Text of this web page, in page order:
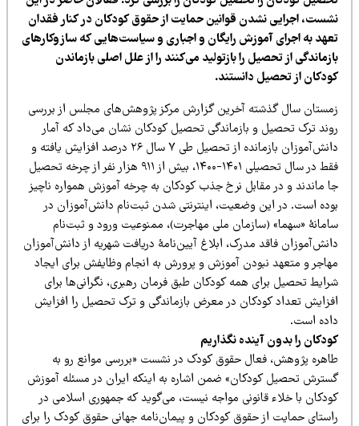
اجرایی نشدن قوانین حمایت از حقوق کودکان در کنار فقدان
به اجرای آموزش رایگان و اجباری و سیاست‌هایی که ساز‌وکارهای
از تحصیل را بازتولید می‌کنند را از علل اصلی بازماندن
از تحصیل دانستند.
سال گذشته آخرین گزارش مرکز پژوهش‌های مجلس از بررسی
ترک تحصیل و بازماندگی تحصیل کودکان نشان می‌داد که آمار
دانش‌آموزان بازمانده از تحصیل طی ۷ سال ۲۶ درصد افزایش یافته و
فقط در سال تحصیلی ۱۴۰۱-۱۴۰۰، بیش از ۹۱۱ هزار نفر از چرخه تحصیل
ماندند و در مقابل نرخ جذب کودکان به چرخه آموزش همواره ناچیز
است. در این وضعیت، اینترنتی شدن ثبت‌نام دانش‌آموزان در
«سهما» (سازمان ملی مهاجرت)، ممنوعیت ورود و ثبت‌نام
فاقد مدرک، ابلاغ آیین‌نامهٔ دریافت شهریه از دانش‌آموزان
و متعهد نبودن آموزش و پرورش به انجام وظایفش برای ایجاد
تحصیل برای همه کودکان طبق فرمان رهبری، نگرانی‌ها برای
تعداد کودکان در معرض بازماندگی و ترک تحصیل را افزایش
است.
را بدون آینده نگذاریم
پژوهش، فعال حقوق کودک در نشست «بررسی موانع رو به
تحصیل کودکان» ضمن اشاره به اینکه ایران در مسئله آموزش
با خلاء قانونی مواجه نیست، می‌گوید که جمهوری اسلامی در
حمایت از حقوق کودکان و پیمان‌نامه جهانی حقوق کودک را برای